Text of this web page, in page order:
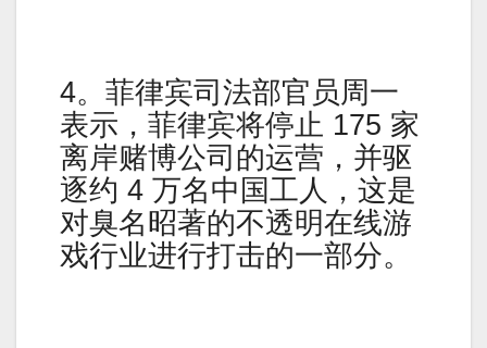
4。菲律宾司法部官员周一
表示，菲律宾将停止 175 家
离岸赌博公司的运营，并驱
逐约 4 万名中国工人，这是
对臭名昭著的不透明在线游
戏行业进行打击的一部分。